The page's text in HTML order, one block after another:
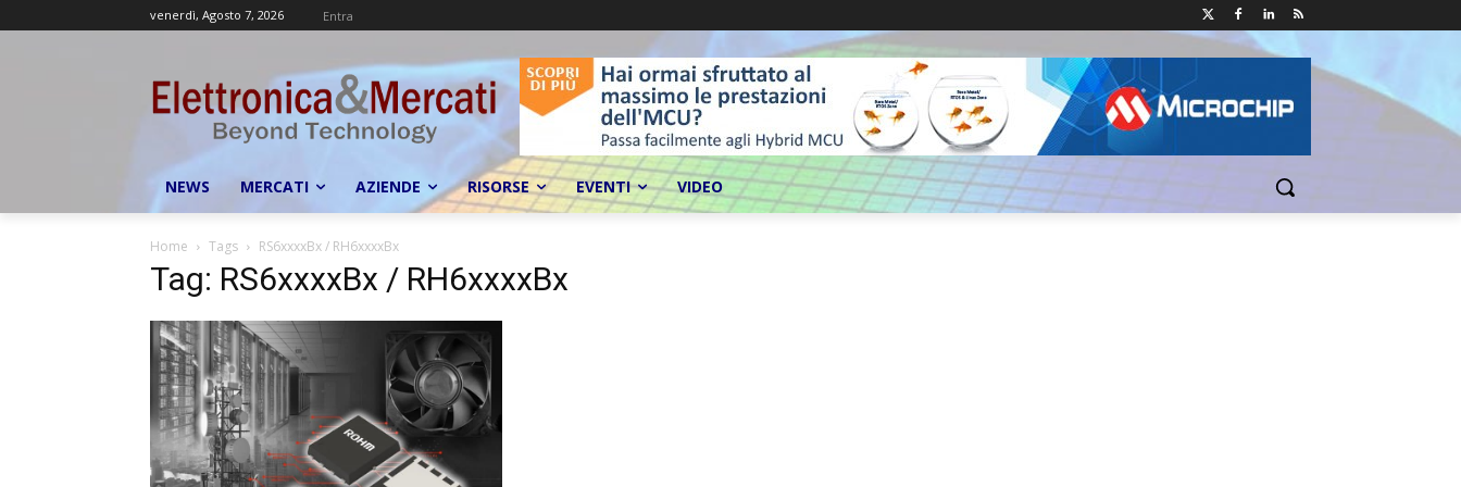
venerdì, Agosto 7, 2026 Entra
NEWS MERCATI AZIENDE RISORSE EVENTI VIDEO
Home Tags RS6xxxxBx / RH6xxxxBx
Tag: RS6xxxxBx / RH6xxxxBx